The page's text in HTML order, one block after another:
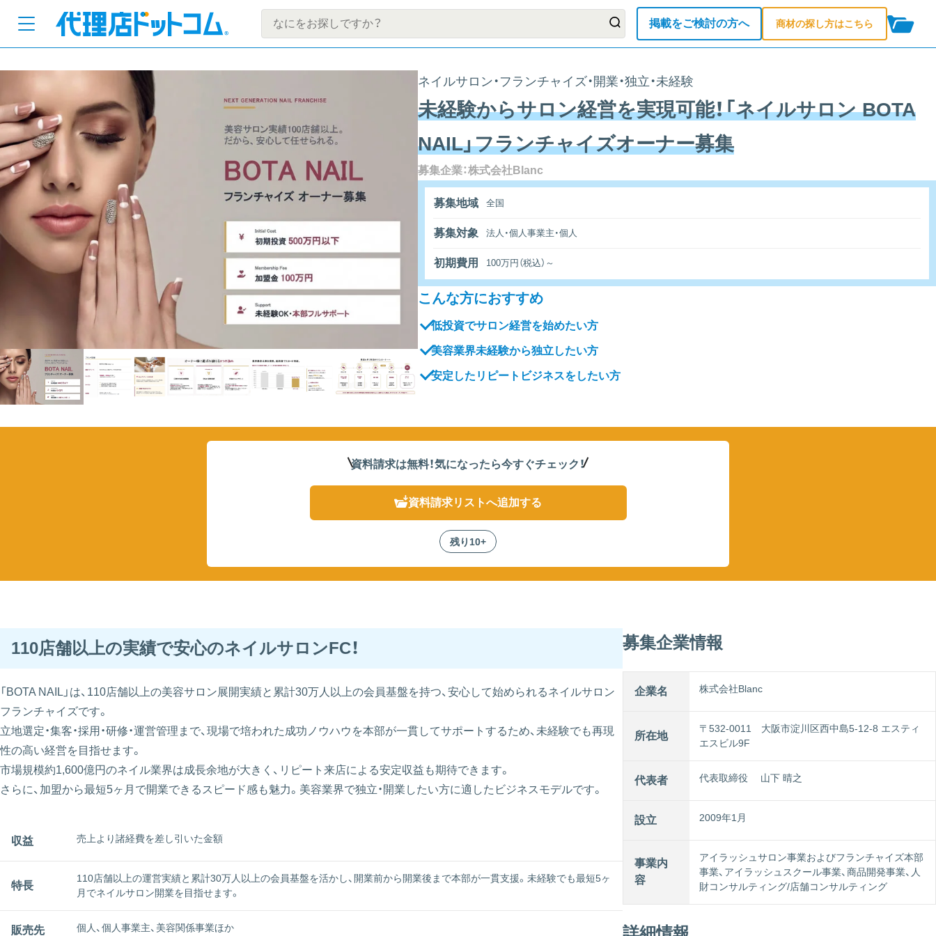
掲載をご検討の方へ 商材の探し方はこちら
ネイルサロン・フランチャイズ・開業・独立・未経験
未経験からサロン経営を実現可能！「ネイルサロン BOTA
NAIL」フランチャイズオーナー募集
募集企業：株式会社Blanc
募集地域 全国
募集対象 法人・個人事業主・個人
初期費用 100万円（税込）～
こんな方におすすめ
低投資でサロン経営を始めたい方
美容業界未経験から独立したい方
安定したリピートビジネスをしたい方
資料請求は無料！気になったら今すぐチェック！
資料請求リストへ追加する
残り10+
110店舗以上の実績で安心のネイルサロンFC！
「BOTA NAIL」は、110店舗以上の美容サロン展開実績と累計30万人以上の会員基盤を持つ、安心して始められるネイルサロン
フランチャイズです。
立地選定・集客・採用・研修・運営管理まで、現場で培われた成功ノウハウを本部が一貫してサポートするため、未経験でも再現
性の高い経営を目指せます。
市場規模約1,600億円のネイル業界は成長余地が大きく、リピート来店による安定収益も期待できます。
さらに、加盟から最短5ヶ月で開業できるスピード感も魅力。美容業界で独立・開業したい方に適したビジネスモデルです。
収益 売上より諸経費を差し引いた金額
特長
110店舗以上の運営実績と累計30万人以上の会員基盤を活かし、開業前から開業後まで本部が一貫支援。未経験でも最短5ヶ
月でネイルサロン開業を目指せます。
販売先 個人、個人事業主、美容関係事業ほか
募集企業情報
企業名 株式会社Blanc
所在地
〒532-0011 大阪市淀川区西中島5-12-8 エスティ
エスビル9F
代表者 代表取締役 山下 晴之
設立 2009年1月
事業内
容
アイラッシュサロン事業およびフランチャイズ本部
事業、アイラッシュスクール事業、商品開発事業、人
財コンサルティング/店舗コンサルティング